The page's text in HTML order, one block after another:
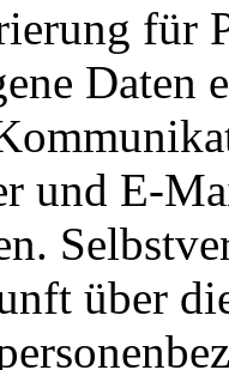
für
und E-
über